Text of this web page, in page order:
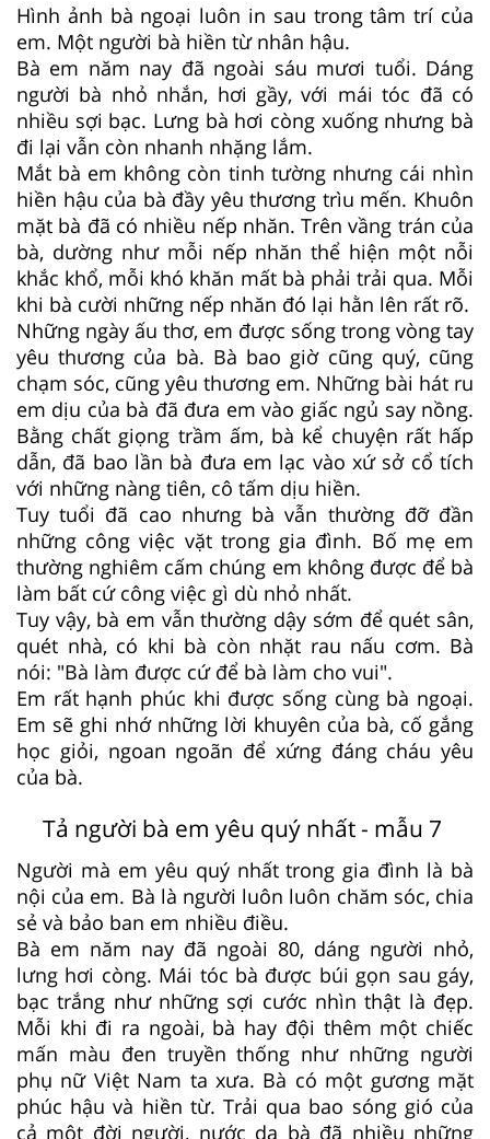
Hình ảnh bà ngoại luôn in sau trong tâm trí của
em. Một người bà hiền từ nhân hậu.
Bà em năm nay đã ngoài sáu mươi tuổi. Dáng
người bà nhỏ nhắn, hơi gầy, với mái tóc đã có
nhiều sợi bạc. Lưng bà hơi còng xuống nhưng bà
đi lại vẫn còn nhanh nhặng lắm.
Mắt bà em không còn tinh tường nhưng cái nhìn
hiền hậu của bà đầy yêu thương trìu mến. Khuôn
mặt bà đã có nhiều nếp nhăn. Trên vầng trán của
bà, dường như mỗi nếp nhăn thể hiện một nỗi
khắc khổ, mỗi khó khăn mất bà phải trải qua. Mỗi
khi bà cười những nếp nhăn đó lại hằn lên rất rõ.
Những ngày ấu thơ, em được sống trong vòng tay
yêu thương của bà. Bà bao giờ cũng quý, cũng
chạm sóc, cũng yêu thương em. Những bài hát ru
em dịu của bà đã đưa em vào giấc ngủ say nồng.
Bằng chất giọng trầm ấm, bà kể chuyện rất hấp
dẫn, đã bao lần bà đưa em lạc vào xứ sở cổ tích
với những nàng tiên, cô tấm dịu hiền.
Tuy tuổi đã cao nhưng bà vẫn thường đỡ đần
những công việc vặt trong gia đình. Bố mẹ em
thường nghiêm cấm chúng em không được để bà
làm bất cứ công việc gì dù nhỏ nhất.
Tuy vậy, bà em vẫn thường dậy sớm để quét sân,
quét nhà, có khi bà còn nhặt rau nấu cơm. Bà
nói: "Bà làm được cứ để bà làm cho vui".
Em rất hạnh phúc khi được sống cùng bà ngoại.
Em sẽ ghi nhớ những lời khuyên của bà, cố gắng
học giỏi, ngoan ngoãn để xứng đáng cháu yêu
của bà.
Tả người bà em yêu quý nhất - mẫu 7
Người mà em yêu quý nhất trong gia đình là bà
nội của em. Bà là người luôn luôn chăm sóc, chia
sẻ và bảo ban em nhiều điều.
Bà em năm nay đã ngoài 80, dáng người nhỏ,
lưng hơi còng. Mái tóc bà được búi gọn sau gáy,
bạc trắng như những sợi cước nhìn thật là đẹp.
Mỗi khi đi ra ngoài, bà hay đội thêm một chiếc
mấn màu đen truyền thống như những người
phụ nữ Việt Nam ta xưa. Bà có một gương mặt
phúc hậu và hiền từ. Trải qua bao sóng gió của
cả một đời người, nước da bà đã nhiều những